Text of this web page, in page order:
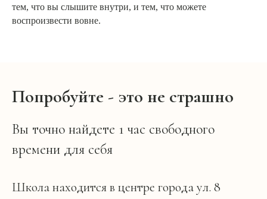
тем, что вы слышите внутри, и тем, что можете
воспроизвести вовне.
Попробуйте - это не страшно
Вы точно найдете 1 час свободного
времени для себя
Школа находится в центре города ул. 8